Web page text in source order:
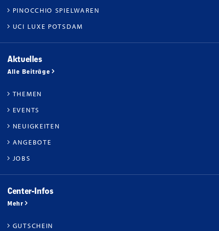
PINOCCHIO SPIELWAREN
UCI LUXE POTSDAM
Aktuelles
Alle Beiträge
THEMEN
EVENTS
NEUIGKEITEN
ANGEBOTE
JOBS
Center-Infos
Mehr
GUTSCHEIN